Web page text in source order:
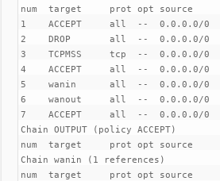
num  target     prot opt source
1    ACCEPT     all  --  0.0.0.0/
2    DROP       all  --  0.0.0.0/
3    TCPMSS     tcp  --  0.0.0.0/0
4    ACCEPT     all  --  0.0.0.0/0
5    wanin      all  --  0.0.0.0/0
6    wanout     all  --  0.0.0.0/
7    ACCEPT     all  --  0.0.0.0/
Chain OUTPUT (policy ACCEPT)
num  target     prot opt source
Chain wanin (1 references)
num  target     prot opt source